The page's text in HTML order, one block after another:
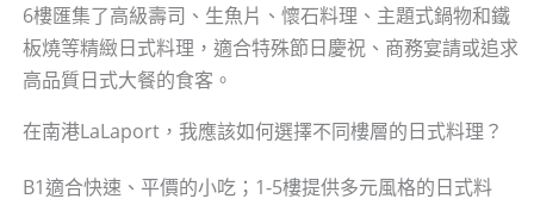
6樓匯集了高級壽司、生魚片、懷石料理、主題式鍋物和鐵
板燒等精緻日式料理，適合特殊節日慶祝、商務宴請或追求
高品質日式大餐的食客。
在南港LaLaport，我應該如何選擇不同樓層的日式料理？
B1適合快速、平價的小吃；1-5樓提供多元風格的日式料